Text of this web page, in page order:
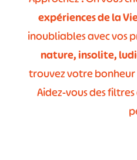
expériences de la
inoubliables avec vos
nature, insolite,
trouvez votre bonheur
Aidez-vous des